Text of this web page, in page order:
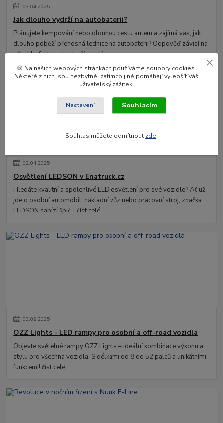
03.04.2025
Jak dlouho vydrží na autobaterii?
Plánujete kempování nebo dlouhou cestu autem a zajímá vás, jak
dlouho poběží přenosná lednice na autobaterii? Odpověď závisí na
několika faktorech, al...číst celé
02.04.2025
Osvětlení LEDSON v Enatruck.cz
Hledáte kvalitní a spolehlivé LED osvětlení pro své vozidlo? Ať už
jde o osobní automobil, nákladní vůz nebo pracovní stroj, značka
LEDSON nabízí špič...číst celé
03.02.2025
OZZ Lights - LED rampy pro osobní a off-road vozidla
Objevte světelné rampy OZZ Lights – ideální kombinace výkonu a
stylu pro všechna vozidla. S délkami od 8 do 52 palců a unikátními
funkcemi!číst celé
🍪 Na našich webových stránkách používáme soubory cookies.
Některé z nich jsou nezbytné, zatímco jiné pomáhají vylepšít Váš
uživatelský zážitek.
Nastavení Souhlasím
Souhlas můžete odmítnout zde.